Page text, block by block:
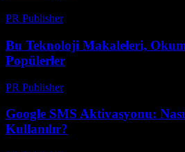
PR Publisher-
Bu Teknoloji Makaleleri,
Popülerler
PR Publisher-
Google SMS Aktivasyonu:
Kullanılır?